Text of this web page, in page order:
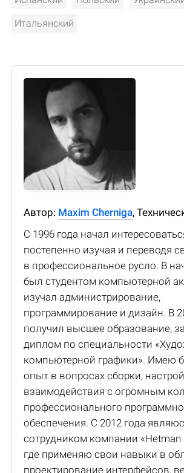
Итальянский
Автор: Maxim Cherniga,
С 1996 года начал
постепенно изучая и переводя
в профессиональное русло. В
был студентом компьютерной
изучал администрирование,
программирование и дизайн. В
получил высшее образование,
диплом по специальности
компьютерной графики». Имею
опыт в вопросах сборки,
взаимодействия с огромным
профессионального
обеспечения. С 2012 года
сотрудником компании «Hetman
где применяю свои навыки в
проектирование интерфейсов,